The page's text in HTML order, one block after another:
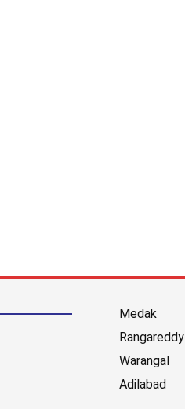
Medak
Rangareddy
Warangal
Adilabad